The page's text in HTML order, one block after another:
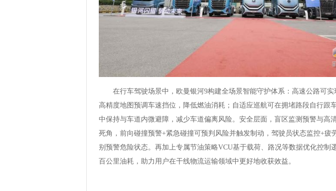
在行车驾驶场景中，欧曼银河9构建全场景智能守护体系：高速公路可
高精度地图预调车速挡位，降低燃油消耗；自适应巡航可在拥堵路段自行跟
中保持与车道内微避障，减少车道偏离风险。安全层面，盲区监测预警与高
死角，前向碰撞预警+紧急碰撞可预判风险并触发制动，驾驶员状态监控+疲
别预警危险状态。再加上专属节油策略VCU基于载荷、路况等数据优化控制
百公里油耗，助力用户在干线物流运输领域中更好地收获效益。